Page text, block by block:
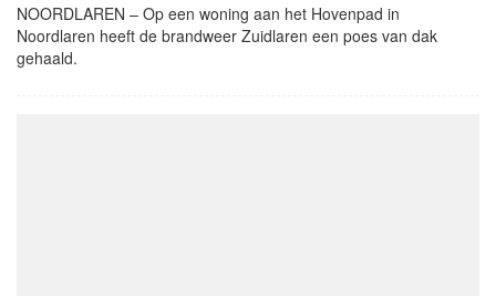
NOORDLAREN – Op een woning aan het Hovenpad in
Noordlaren heeft de brandweer Zuidlaren een poes van dak
gehaald.